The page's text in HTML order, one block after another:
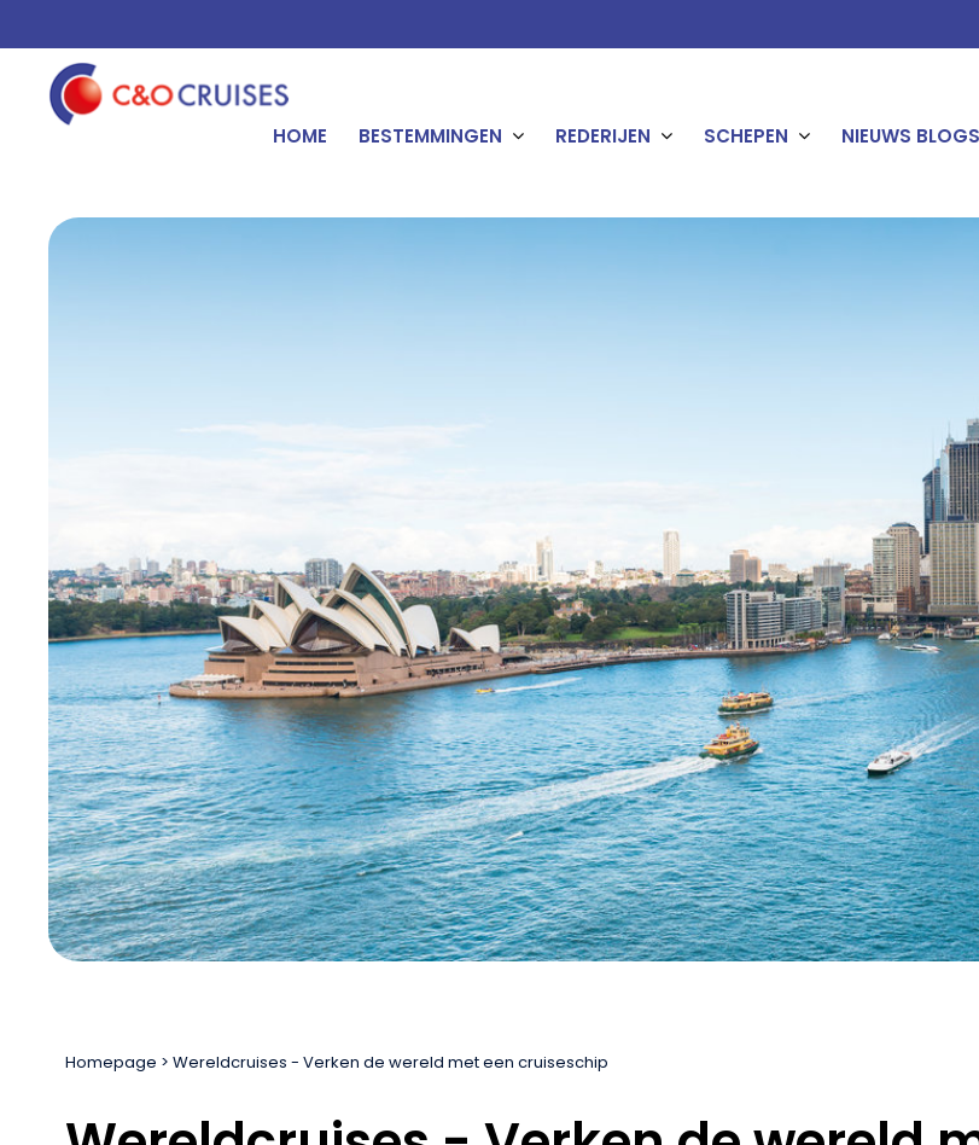
NIEUWS BLOGS
SCHEPEN
REDERIJEN
BESTEMMINGEN
HOME
Homepage Wereldcruises - Verken de wereld met een cruiseschip